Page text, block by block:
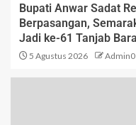
Bupati Anwar Sadat
Berpasangan,
Jadi ke-61 Tanjab
5 Agustus 2026